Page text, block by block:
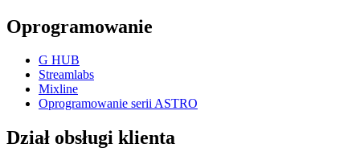
Oprogramowanie
G HUB
Streamlabs
Mixline
Oprogramowanie serii ASTRO
Dział obsługi klienta